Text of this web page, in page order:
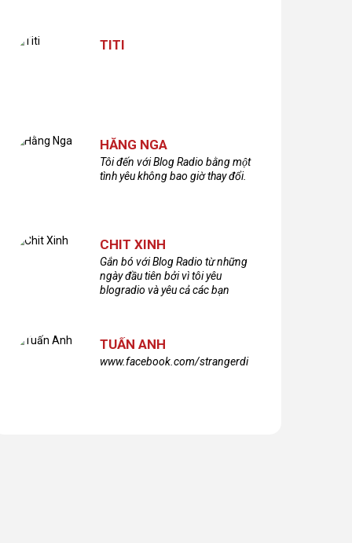
TITI
HẰNG NGA
Tôi đến với Blog Radio bằng một
tình yêu không bao giờ thay đổi.
CHIT XINH
Gắn bó với Blog Radio từ những
ngày đầu tiên bởi vì tôi yêu
blogradio và yêu cả các bạn
nhiều!
TUẤN ANH
www.facebook.com/strangerdi